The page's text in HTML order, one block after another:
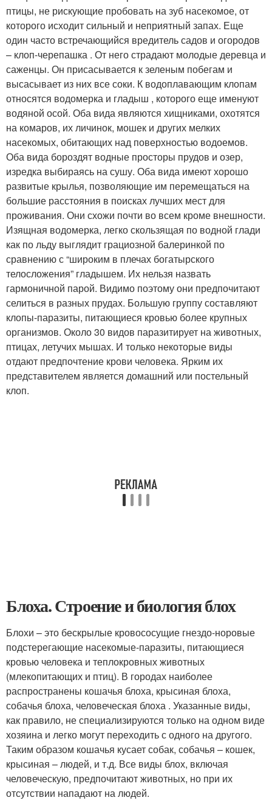
птицы, не рискующие пробовать на зуб насекомое, от
которого исходит сильный и неприятный запах. Еще
один часто встречающийся вредитель садов и огородов
– клоп-черепашка . От него страдают молодые деревца и
саженцы. Он присасывается к зеленым побегам и
высасывает из них все соки. К водоплавающим клопам
относятся водомерка и гладыш , которого еще именуют
водяной осой. Оба вида являются хищниками, охотятся
на комаров, их личинок, мошек и других мелких
насекомых, обитающих над поверхностью водоемов.
Оба вида бороздят водные просторы прудов и озер,
изредка выбираясь на сушу. Оба вида имеют хорошо
развитые крылья, позволяющие им перемещаться на
большие расстояния в поисках лучших мест для
проживания. Они схожи почти во всем кроме внешности.
Изящная водомерка, легко скользящая по водной глади
как по льду выглядит грациозной балеринкой по
сравнению с “широким в плечах богатырского
телосложения” гладышем. Их нельзя назвать
гармоничной парой. Видимо поэтому они предпочитают
селиться в разных прудах. Большую группу составляют
клопы-паразиты, питающиеся кровью более крупных
организмов. Около 30 видов паразитирует на животных,
птицах, летучих мышах. И только некоторые виды
отдают предпочтение крови человека. Ярким их
представителем является домашний или постельный
клоп.
Блоха. Строение и биология блох
Блохи – это бескрылые кровососущие гнездо-норовые
подстерегающие насекомые-паразиты, питающиеся
кровью человека и теплокровных животных
(млекопитающих и птиц). В городах наиболее
распространены кошачья блоха, крысиная блоха,
собачья блоха, человеческая блоха . Указанные виды,
как правило, не специализируются только на одном виде
хозяина и легко могут переходить с одного на другого.
Таким образом кошачья кусает собак, собачья – кошек,
крысиная – людей, и т.д. Все виды блох, включая
человеческую, предпочитают животных, но при их
отсутствии нападают на людей.